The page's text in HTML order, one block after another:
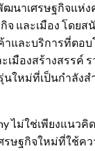
ฒนาเศรษฐกิจแห่
จ และเมือง โดย
าและบริการที่ตอ
มืองสร้างสรรค์ ร
นใหม่ที่เป็นกำลัง
ไม่ใช่เพียงแนว
รษฐกิจใหม่ที่ใช้ค